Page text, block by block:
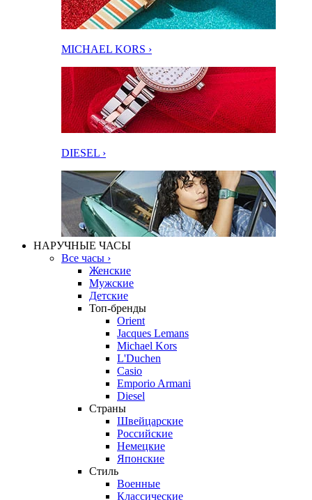
MICHAEL KORS ›
DIESEL ›
НАРУЧНЫЕ ЧАСЫ
Все часы ›
Женские
Мужские
Детские
Топ-бренды
Orient
Jacques Lemans
Michael Kors
L'Duchen
Casio
Emporio Armani
Diesel
Страны
Швейцарские
Российские
Немецкие
Японские
Стиль
Военные
Классические